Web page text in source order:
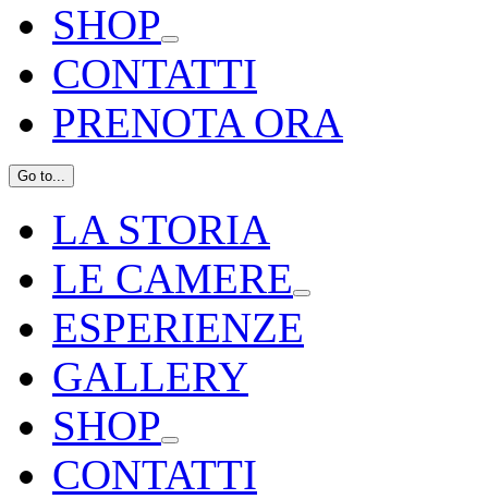
SHOP
CONTATTI
PRENOTA ORA
Go to...
LA STORIA
LE CAMERE
ESPERIENZE
GALLERY
SHOP
CONTATTI